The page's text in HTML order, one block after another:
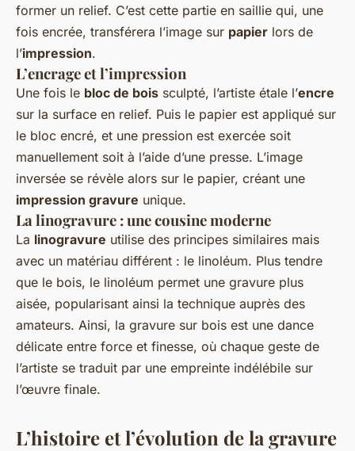
former un relief. C’est cette partie en saillie qui, une
fois encrée, transférera l’image sur papier lors de
l’impression.
L’encrage et l’impression
Une fois le bloc de bois sculpté, l’artiste étale l’encre
sur la surface en relief. Puis le papier est appliqué sur
le bloc encré, et une pression est exercée soit
manuellement soit à l’aide d’une presse. L’image
inversée se révèle alors sur le papier, créant une
impression gravure unique.
La linogravure : une cousine moderne
La linogravure utilise des principes similaires mais
avec un matériau différent : le linoléum. Plus tendre
que le bois, le linoléum permet une gravure plus
aisée, popularisant ainsi la technique auprès des
amateurs. Ainsi, la gravure sur bois est une dance
délicate entre force et finesse, où chaque geste de
l’artiste se traduit par une empreinte indélébile sur
l’œuvre finale.
L’histoire et l’évolution de la gravure